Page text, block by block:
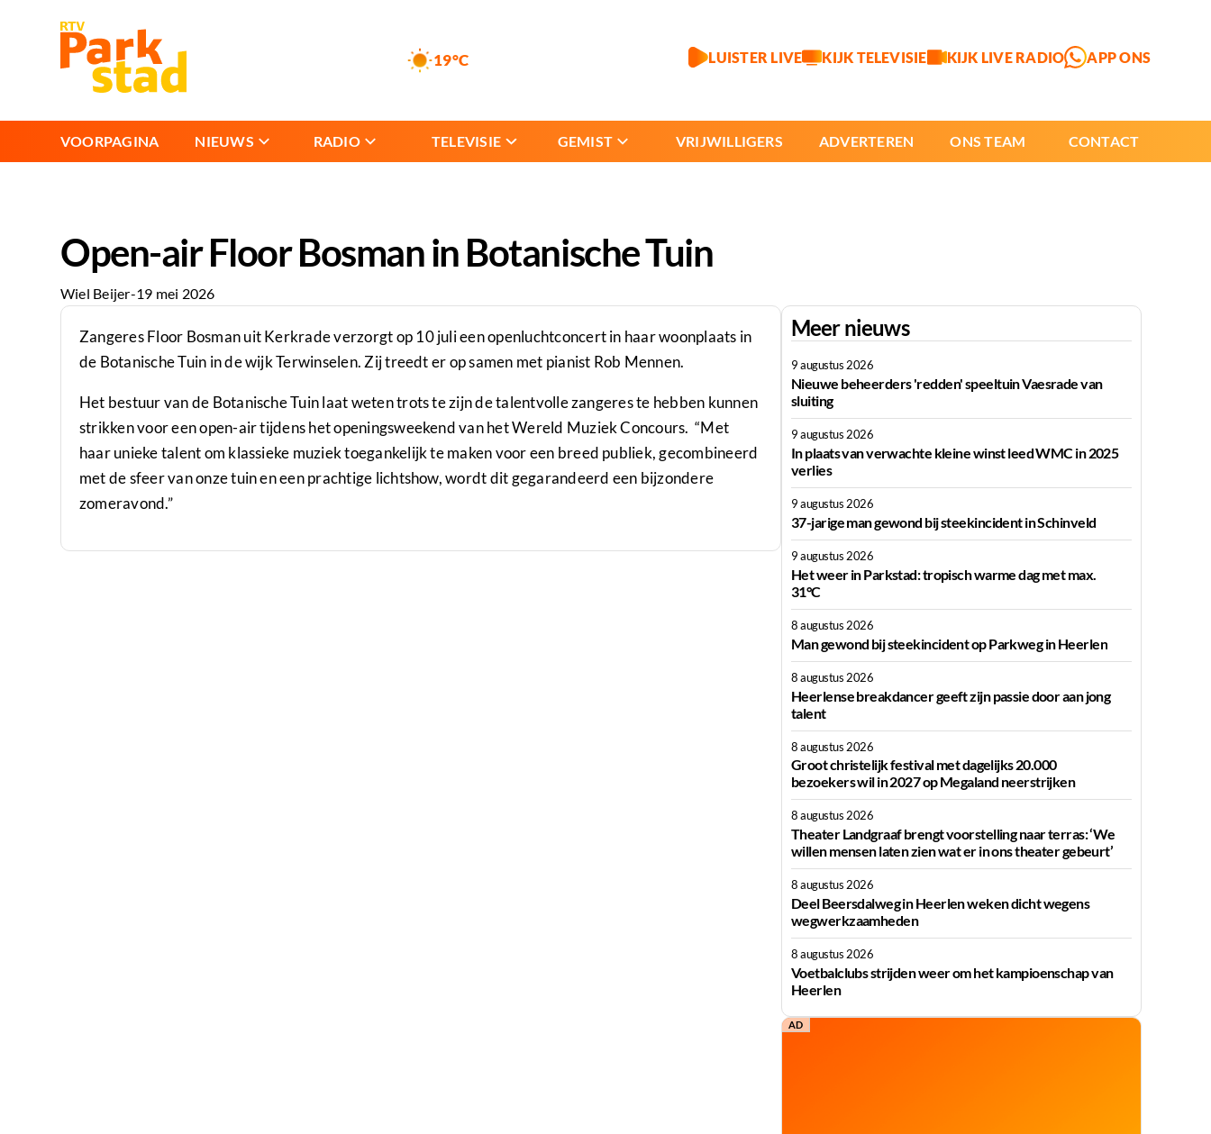
19°C LUISTER LIVE KIJK TELEVISIE KIJK LIVE RADIO APP ONS
VOORPAGINA NIEUWS RADIO TELEVISIE GEMIST VRIJWILLIGERS ADVERTEREN ONS TEAM CONTACT
Open-air Floor Bosman in Botanische Tuin
Wiel Beijer-19 mei 2026
Zangeres Floor Bosman uit Kerkrade verzorgt op 10 juli een openluchtconcert in haar woonplaats in
de Botanische Tuin in de wijk Terwinselen. Zij treedt er op samen met pianist Rob Mennen.
Het bestuur van de Botanische Tuin laat weten trots te zijn de talentvolle zangeres te hebben kunnen
strikken voor een open-air tijdens het openingsweekend van het Wereld Muziek Concours. “Met
haar unieke talent om klassieke muziek toegankelijk te maken voor een breed publiek, gecombineerd
met de sfeer van onze tuin en een prachtige lichtshow, wordt dit gegarandeerd een bijzondere
zomeravond.”
Meer nieuws
9 augustus 2026
Nieuwe beheerders 'redden' speeltuin Vaesrade van
sluiting
9 augustus 2026
In plaats van verwachte kleine winst leed WMC in 2025
verlies
9 augustus 2026
37-jarige man gewond bij steekincident in Schinveld
9 augustus 2026
Het weer in Parkstad: tropisch warme dag met max.
31°C
8 augustus 2026
Man gewond bij steekincident op Parkweg in Heerlen
8 augustus 2026
Heerlense breakdancer geeft zijn passie door aan jong
talent
8 augustus 2026
Groot christelijk festival met dagelijks 20.000
bezoekers wil in 2027 op Megaland neerstrijken
8 augustus 2026
Theater Landgraaf brengt voorstelling naar terras: ‘We
willen mensen laten zien wat er in ons theater gebeurt’
8 augustus 2026
Deel Beersdalweg in Heerlen weken dicht wegens
wegwerkzaamheden
8 augustus 2026
Voetbalclubs strijden weer om het kampioenschap van
Heerlen
AD